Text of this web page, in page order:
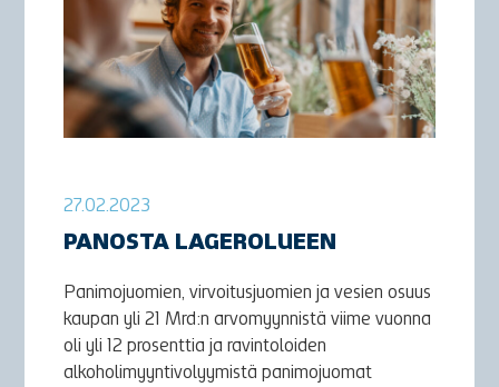
27.02.2023
PANOSTA LAGEROLUEEN
Panimojuomien, virvoitusjuomien ja vesien osuus
kaupan yli 21 Mrd:n arvomyynnistä viime vuonna
oli yli 12 prosenttia ja ravintoloiden
alkoholimyyntivolyymistä panimojuomat